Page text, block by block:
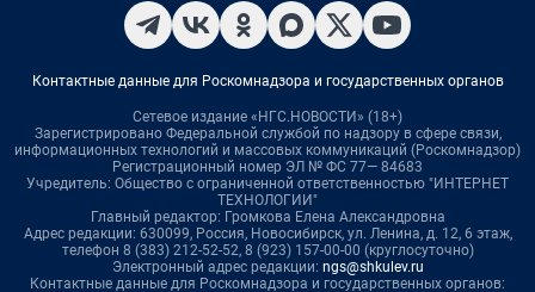
Контактные данные для Роскомнадзора и государственных органов
Сетевое издание «НГС.НОВОСТИ» (18+)
Зарегистрировано Федеральной службой по надзору в сфере связи,
информационных технологий и массовых коммуникаций (Роскомнадзор)
Регистрационный номер ЭЛ № ФС 77— 84683
Учредитель: Общество с ограниченной ответственностью "ИНТЕРНЕТ
ТЕХНОЛОГИИ"
Главный редактор: Громкова Елена Александровна
Адрес редакции: 630099, Россия, Новосибирск, ул. Ленина, д. 12, 6 этаж,
телефон 8 (383) 212-52-52, 8 (923) 157-00-00 (круглосуточно)
Электронный адрес редакции: ngs@shkulev.ru
Контактные данные для Роскомнадзора и государственных органов: